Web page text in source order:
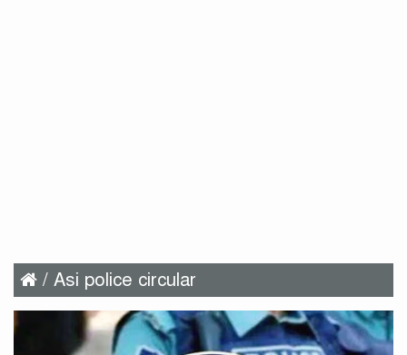
/ Asi police circular